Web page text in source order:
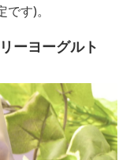
す)。
ーヨーグルト